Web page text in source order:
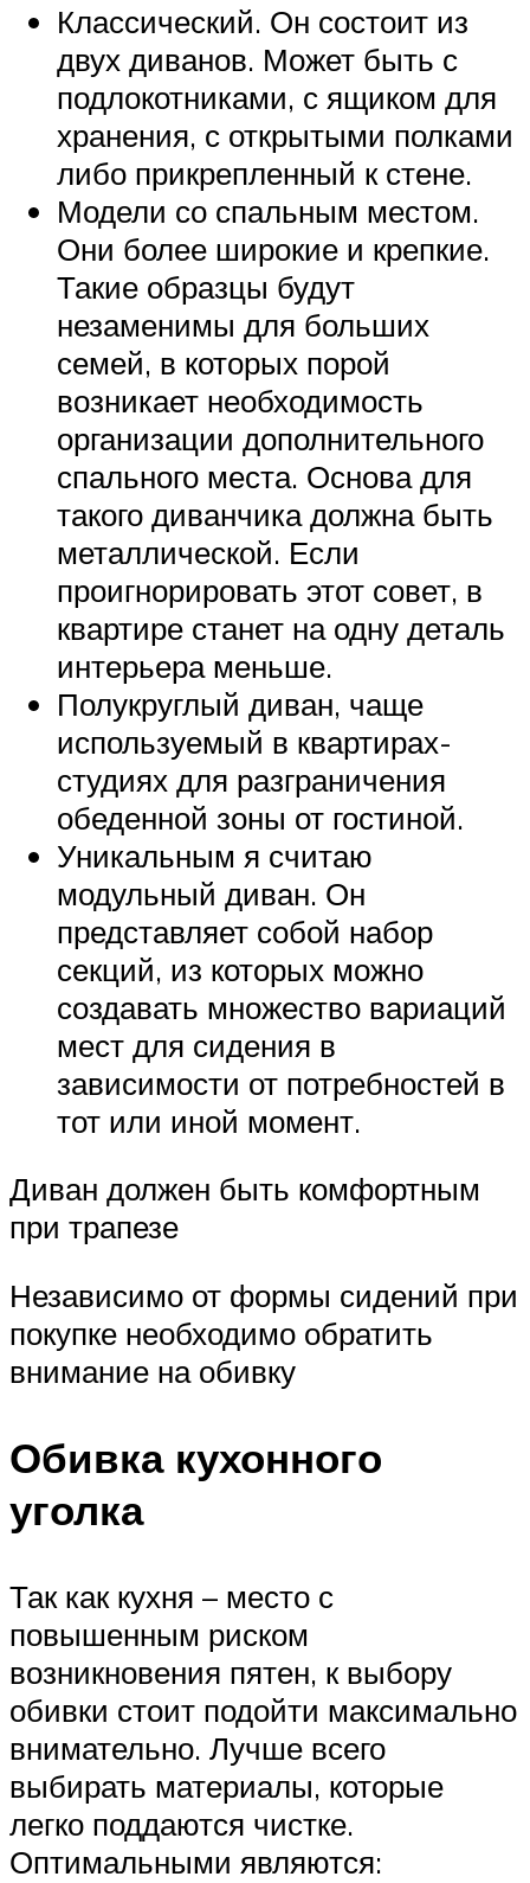
Классический. Он состоит из
двух диванов. Может быть с
подлокотниками, с ящиком для
хранения, с открытыми полками
либо прикрепленный к стене.
Модели со спальным местом.
Они более широкие и крепкие.
Такие образцы будут
незаменимы для больших
семей, в которых порой
возникает необходимость
организации дополнительного
спального места. Основа для
такого диванчика должна быть
металлической. Если
проигнорировать этот совет, в
квартире станет на одну деталь
интерьера меньше.
Полукруглый диван, чаще
используемый в квартирах-
студиях для разграничения
обеденной зоны от гостиной.
Уникальным я считаю
модульный диван. Он
представляет собой набор
секций, из которых можно
создавать множество вариаций
мест для сидения в
зависимости от потребностей в
тот или иной момент.
Диван должен быть комфортным
при трапезе
Независимо от формы сидений при
покупке необходимо обратить
внимание на обивку
Обивка кухонного
уголка
Так как кухня – место с
повышенным риском
возникновения пятен, к выбору
обивки стоит подойти максимально
внимательно. Лучше всего
выбирать материалы, которые
легко поддаются чистке.
Оптимальными являются: